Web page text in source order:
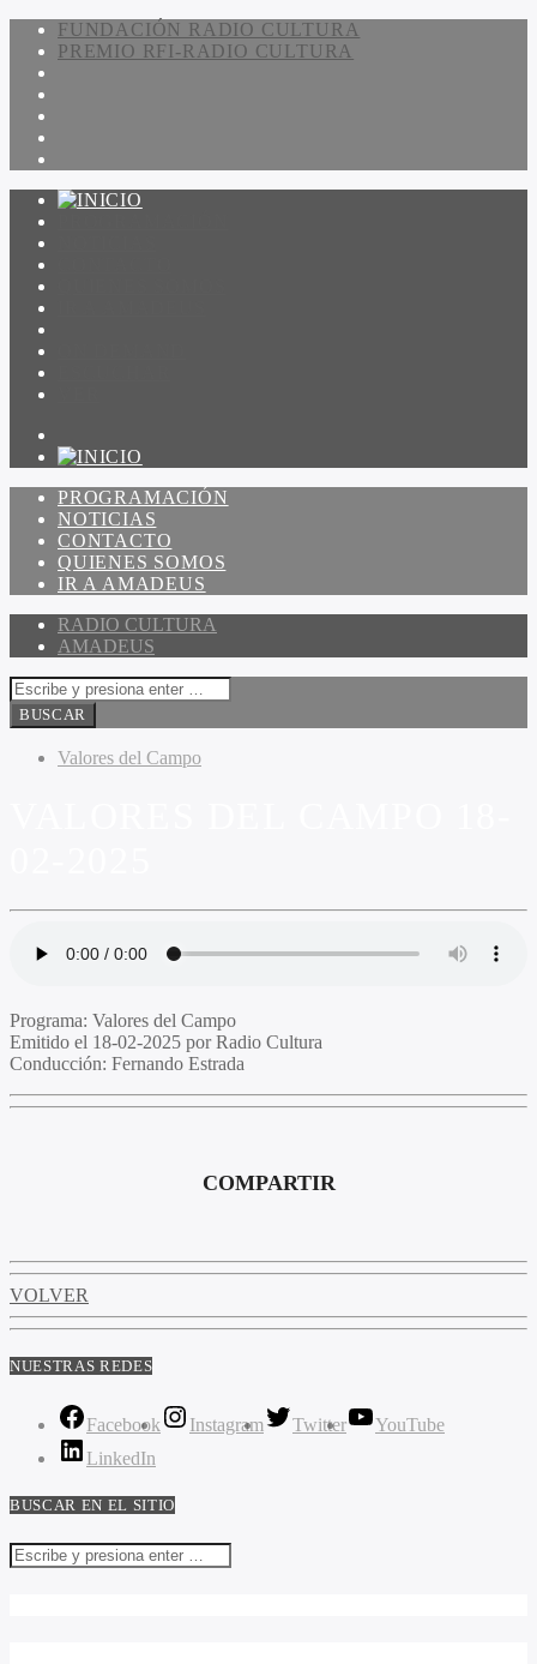
FUNDACIÓN RADIO CULTURA
PREMIO RFI-RADIO CULTURA
PROGRAMACIÓN
NOTICIAS
CONTACTO
QUIENES SOMOS
IR A AMADEUS
RADIO CULTURA
AMADEUS
Valores del Campo
Programa: Valores del Campo
Emitido el 18-02-2025 por Radio Cultura
Conducción: Fernando Estrada
COMPARTIR
VOLVER
NUESTRAS REDES
Facebook Instagram Twitter
YouTube
LinkedIn
BUSCAR EN EL SITIO